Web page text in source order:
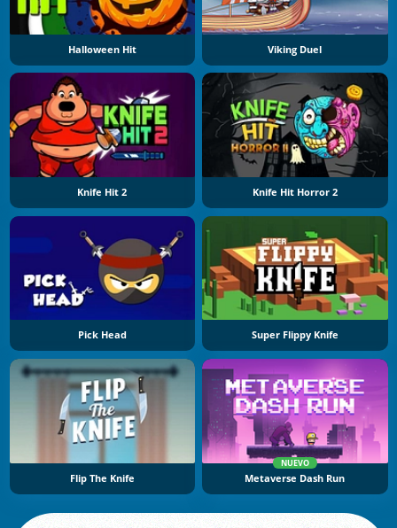
Halloween Hit Viking Duel
Knife Hit 2 Knife Hit Horror 2
Pick Head Super Flippy Knife
Flip The Knife
NUEVO
Metaverse Dash Run